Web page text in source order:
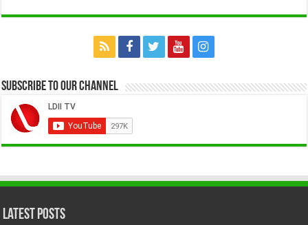
Subscribe to our Channel
Latest Posts